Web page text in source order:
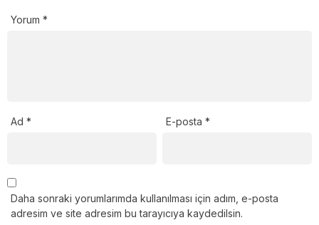
Yorum *
Ad * E-posta*
Daha sonraki yorumlarımda kullanılması için adım, e-posta
adresim ve site adresim bu tarayıcıya kaydedilsin.